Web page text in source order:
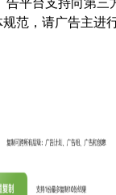
平台支持向第
范，请广告主进